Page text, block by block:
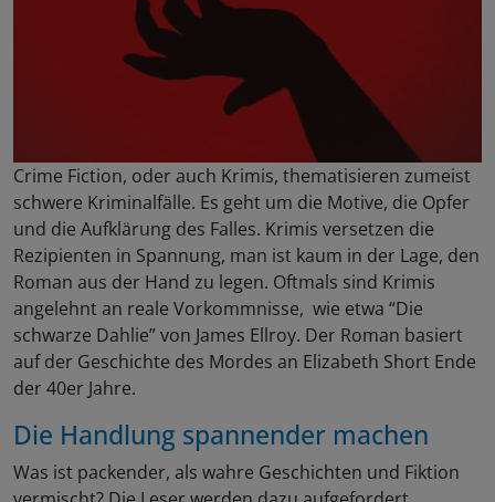
Crime Fiction, oder auch Krimis, thematisieren zumeist
schwere Kriminalfälle. Es geht um die Motive, die Opfer
und die Aufklärung des Falles. Krimis versetzen die
Rezipienten in Spannung, man ist kaum in der Lage, den
Roman aus der Hand zu legen. Oftmals sind Krimis
angelehnt an reale Vorkommnisse, wie etwa “Die
schwarze Dahlie” von James Ellroy. Der Roman basiert
auf der Geschichte des Mordes an Elizabeth Short Ende
der 40er Jahre.
Die Handlung spannender machen
Was ist packender, als wahre Geschichten und Fiktion